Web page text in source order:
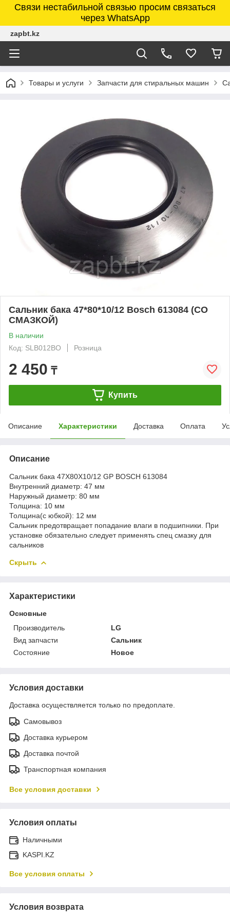
Связи нестабильной связью просим связаться
через WhatsApp
zapbt.kz
Товары и услуги Запчасти для стиральных машин
Сальник бака 47*80*10/12 Bosch 613084 (СО
СМАЗКОЙ)
В наличии
Код: SLB012BO
Розница
2 450 ₸
Купить
Описание Характеристики Доставка Оплата
Описание
Сальник бака 47Х80Х10/12 GP BOSCH 613084
Внутренний диаметр: 47 мм
Наружный диаметр: 80 мм
Толщина: 10 мм
Толщина(с юбкой): 12 мм
Cальник предотвращает попадание влаги в подшипники. При
установке обязательно следует применять спец смазку для
сальников
Скрыть
Характеристики
Основные
Производитель
LG
Вид запчасти
Сальник
Состояние
Новое
Условия доставки
Доставка осуществляется только по предоплате.
Самовывоз
Доставка курьером
Доставка почтой
Транспортная компания
Все условия доставки
Условия оплаты
Наличными
KASPI.KZ
Все условия оплаты
Условия возврата